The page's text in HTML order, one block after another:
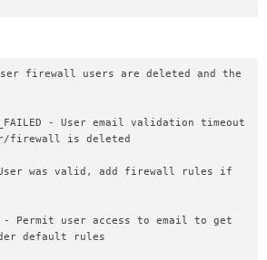
User firewall users are deleted and the
- User email validation timeout
firewall is deleted
- User was valid, add firewall rules if
- Permit user access to email to get
default rules